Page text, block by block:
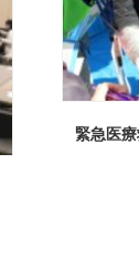
緊急医